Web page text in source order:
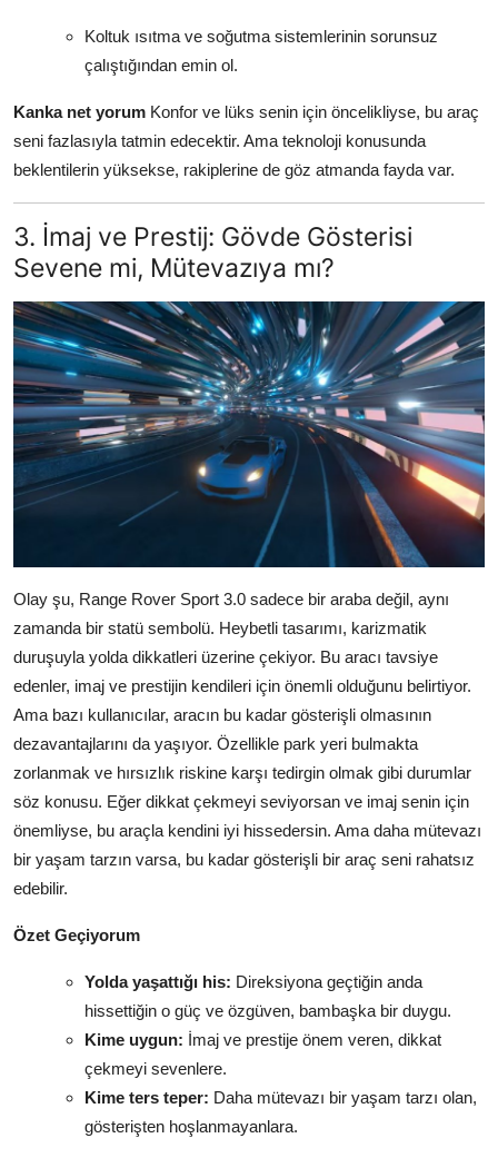
Koltuk ısıtma ve soğutma sistemlerinin sorunsuz
çalıştığından emin ol.
Kanka net yorum Konfor ve lüks senin için öncelikliyse, bu araç
seni fazlasıyla tatmin edecektir. Ama teknoloji konusunda
beklentilerin yüksekse, rakiplerine de göz atmanda fayda var.
3. İmaj ve Prestij: Gövde Gösterisi
Sevene mi, Mütevazıya mı?
Olay şu, Range Rover Sport 3.0 sadece bir araba değil, aynı
zamanda bir statü sembolü. Heybetli tasarımı, karizmatik
duruşuyla yolda dikkatleri üzerine çekiyor. Bu aracı tavsiye
edenler, imaj ve prestijin kendileri için önemli olduğunu belirtiyor.
Ama bazı kullanıcılar, aracın bu kadar gösterişli olmasının
dezavantajlarını da yaşıyor. Özellikle park yeri bulmakta
zorlanmak ve hırsızlık riskine karşı tedirgin olmak gibi durumlar
söz konusu. Eğer dikkat çekmeyi seviyorsan ve imaj senin için
önemliyse, bu araçla kendini iyi hissedersin. Ama daha mütevazı
bir yaşam tarzın varsa, bu kadar gösterişli bir araç seni rahatsız
edebilir.
Özet Geçiyorum
Yolda yaşattığı his: Direksiyona geçtiğin anda
hissettiğin o güç ve özgüven, bambaşka bir duygu.
Kime uygun: İmaj ve prestije önem veren, dikkat
çekmeyi sevenlere.
Kime ters teper: Daha mütevazı bir yaşam tarzı olan,
gösterişten hoşlanmayanlara.